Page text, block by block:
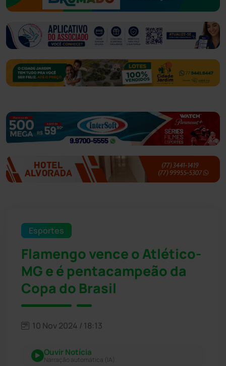
Esportes
Flamengo vence o Atlético-
MG e é pentacampeão da
Copa do Brasil
10 Nov 2024 / 18:13
Ouvir Notícia
Narração automática (IA)